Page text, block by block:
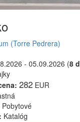
(Torre Pedrera)
- 05.09.2026 (8
282 EUR
Pobytové
Katalóg